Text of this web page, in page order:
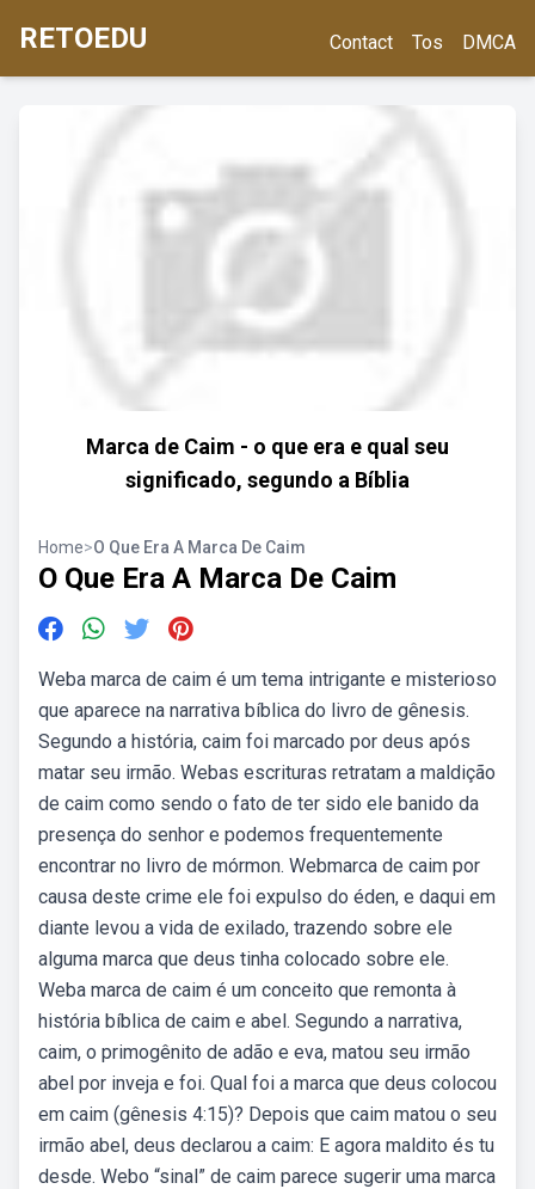
RETOEDU Contact Tos DMCA
Marca de Caim - o que era e qual seu
significado, segundo a Bíblia
Home>O Que Era A Marca De Caim
O Que Era A Marca De Caim
Weba marca de caim é um tema intrigante e misterioso
que aparece na narrativa bíblica do livro de gênesis.
Segundo a história, caim foi marcado por deus após
matar seu irmão. Webas escrituras retratam a maldição
de caim como sendo o fato de ter sido ele banido da
presença do senhor e podemos frequentemente
encontrar no livro de mórmon. Webmarca de caim por
causa deste crime ele foi expulso do éden, e daqui em
diante levou a vida de exilado, trazendo sobre ele
alguma marca que deus tinha colocado sobre ele.
Weba marca de caim é um conceito que remonta à
história bíblica de caim e abel. Segundo a narrativa,
caim, o primogênito de adão e eva, matou seu irmão
abel por inveja e foi. Qual foi a marca que deus colocou
em caim (gênesis 4:15)? Depois que caim matou o seu
irmão abel, deus declarou a caim: E agora maldito és tu
desde. Webo “sinal” de caim parece sugerir uma marca